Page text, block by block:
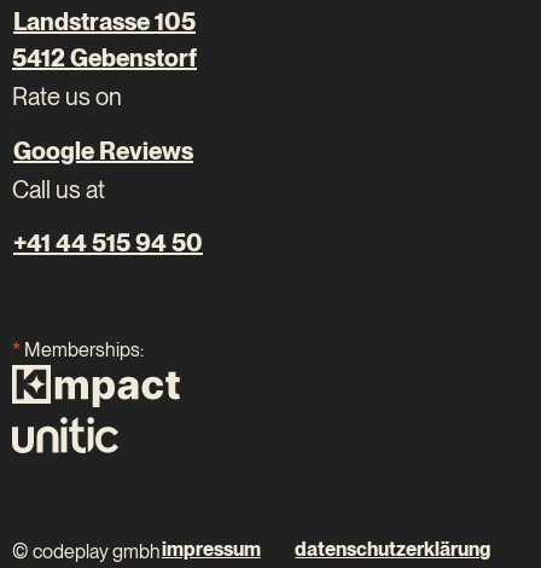
Landstrasse 105
5412 Gebenstorf
Rate us on
Google Reviews
Call us at
+41 44 515 94 50
* Memberships:
© codeplay gmbhimpressum datenschutzerklärung